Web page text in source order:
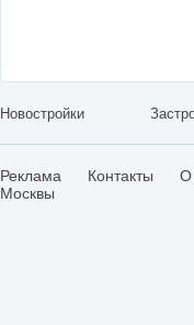
Новостройки
Реклама Контакты О
Москвы